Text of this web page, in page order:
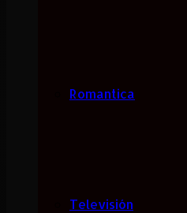
Romantica
Televisión